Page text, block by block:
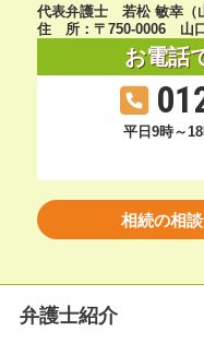
代表弁護士 若松 敏幸（
住 所：〒750-0006 山
お電話
平日9時～
相続の相
弁護士紹介